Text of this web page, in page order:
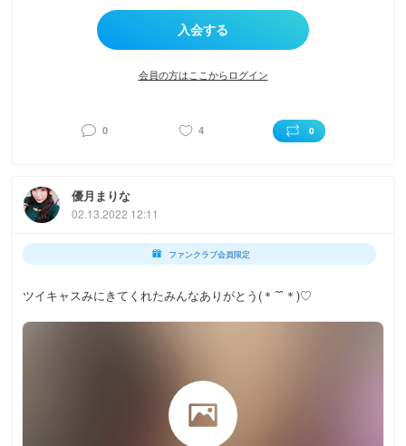
会員の方はここからログイン
0 4 0
優月まりな
02.13.2022 12:11
ファンクラブ会員限定
ツイキャスみにきてくれたみんなありがとう(＊´˘`＊)♡